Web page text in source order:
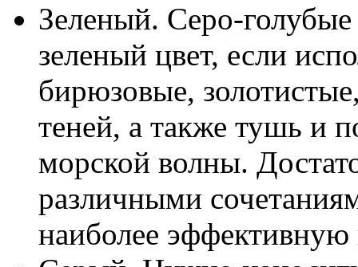
Зеленый. Серо-голубые
зеленый цвет, если
бирюзовые,
теней, а также тушь и
морской волны.
различными
наиболее